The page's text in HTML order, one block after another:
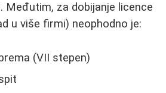
Međutim, za dobijanje licence
u više firmi) neophodno je:
(VII stepen)